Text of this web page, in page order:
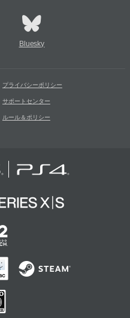
Bluesky
プライバシーポリシー
サポートセンター
ルール＆ポリシー